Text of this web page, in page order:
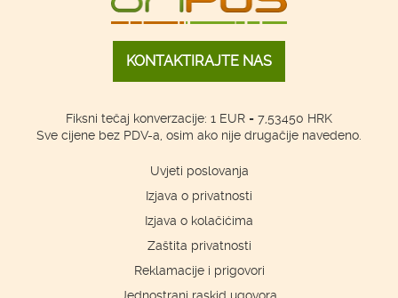
KONTAKTIRAJTE NAS
Fiksni tečaj konverzacije: 1 EUR = 7,53450 HRK
Sve cijene bez PDV-a, osim ako nije drugačije navedeno.
Uvjeti poslovanja
Izjava o privatnosti
Izjava o kolačićima
Zaštita privatnosti
Reklamacije i prigovori
Jednostrani raskid ugovora